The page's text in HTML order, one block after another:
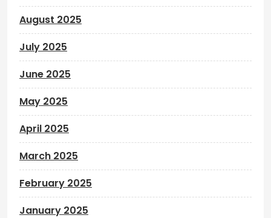
August 2025
July 2025
June 2025
May 2025
April 2025
March 2025
February 2025
January 2025